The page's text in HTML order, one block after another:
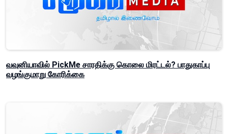
வவுனியாவில் PickMe சாரதிக்கு கொலை மிரட்டல்? பாதுகாப்பு
வழங்குமாறு கோரிக்கை